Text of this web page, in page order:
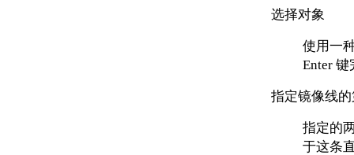
选择对象
使用一
Enter 键
指定镜像线
指定的
于这条